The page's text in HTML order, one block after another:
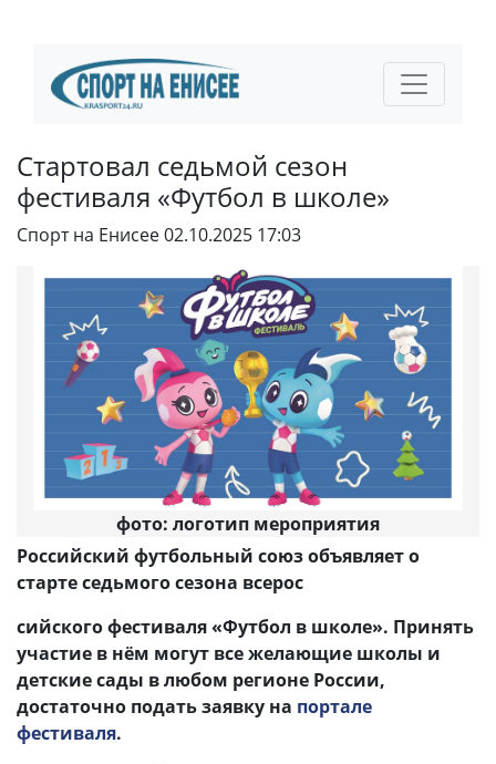
Стартовал седьмой сезон
фестиваля «Футбол в школе»
Спорт на Енисее02.10.2025 17:03
фото: логотип мероприятия
Российский футбольный союз объявляет о
старте седьмого сезона всерос
сийского фестиваля «Футбол в школе». Принять
участие в нём могут все желающие школы и
детские сады в любом регионе России,
достаточно подать заявку на портале
фестиваля.